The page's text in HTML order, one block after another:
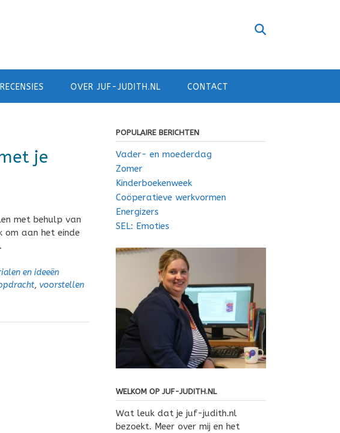
RECENSIES OVER JUF-JUDITH.NL CONTACT
je
met behulp van
om aan het einde
en ideeën
, voorstellen
POPULAIRE BERICHTEN
Vader- en moederdag
Zomer
Kinderboekenweek
Coöperatieve werkvormen
Energizers
SEL: Emoties
WELKOM OP JUF-JUDITH.NL
Wat leuk dat je juf-judith.nl
bezoekt. Meer over mij en het